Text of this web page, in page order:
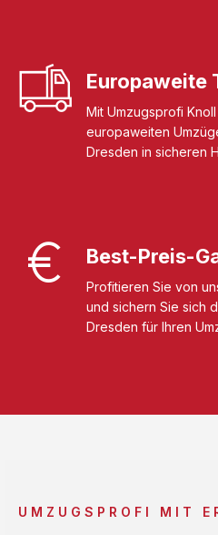
Europaweite
Mit Umzugsprofi
europaweiten
Dresden in sicheren
Best-Preis-
Profitieren Sie von
und sichern Sie sich
Dresden für Ihren
UMZUGSPROFI MIT